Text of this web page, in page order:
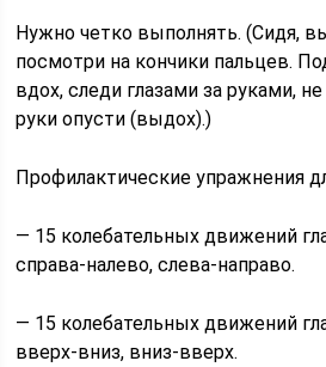
Нужно четко выполнять. (Сидя,
посмотри на кончики пальцев.
вдох, следи глазами за руками,
руки опусти (выдох).)
Профилактические упражнения
— 15 колебательных движений
справа-налево, слева-направо.
— 15 колебательных движений
вверх-вниз, вниз-вверх.